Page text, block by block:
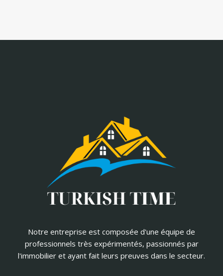
Notre entreprise est composée d'une équipe de
professionnels très expérimentés, passionnés par
l'immobilier et ayant fait leurs preuves dans le secteur.